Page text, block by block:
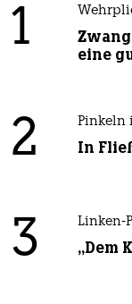
1
eine
2 Pinkeln
In
3 Linken-
„Dem